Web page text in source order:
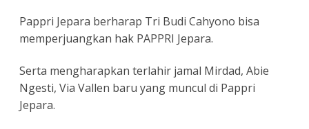
Pappri Jepara berharap Tri Budi Cahyono bisa
memperjuangkan hak PAPPRI Jepara.
Serta mengharapkan terlahir jamal Mirdad, Abie
Ngesti, Via Vallen baru yang muncul di Pappri
Jepara.